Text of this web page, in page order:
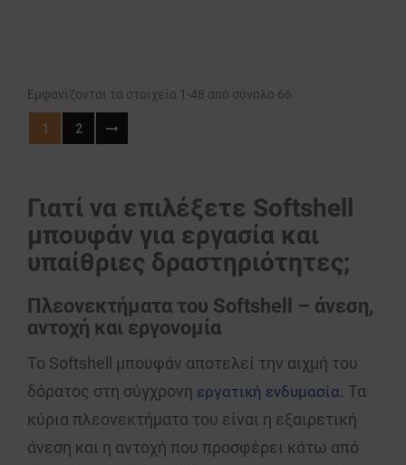
Εμφανίζονται τα στοιχεία 1-48 από σύνολο 66
1 2
Γιατί να επιλέξετε Softshell
μπουφάν για εργασία και
υπαίθριες δραστηριότητες;
Πλεονεκτήματα του Softshell – άνεση,
αντοχή και εργονομία
Το Softshell μπουφάν αποτελεί την αιχμή του
δόρατος στη σύγχρονη εργατική ενδυμασία. Τα
κύριαπλεονεκτήματα του είναι η εξαιρετική
άνεση και η αντοχή που προσφέρει κάτω από